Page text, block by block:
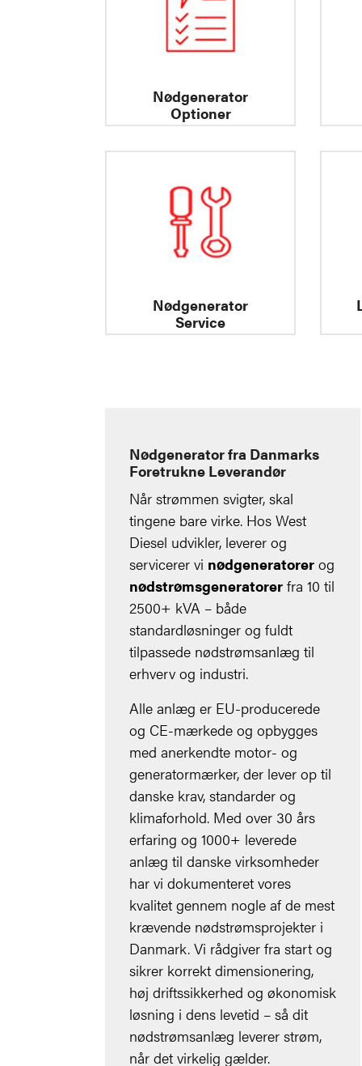
Nødgenerator
Optioner
Nødgenerator
Service
Nødgenerator fra Danmarks
Foretrukne Leverandør
Når strømmen svigter, skal
tingene bare virke. Hos West
Diesel udvikler, leverer og
servicerer vi nødgeneratorer og
nødstrømsgeneratorer fra 10 til
2500+ kVA – både
standardløsninger og fuldt
tilpassede nødstrømsanlæg til
erhverv og industri.
Alle anlæg er EU-producerede
og CE-mærkede og opbygges
med anerkendte motor- og
generatormærker, der lever op til
danske krav, standarder og
klimaforhold. Med over 30 års
erfaring og 1000+ leverede
anlæg til danske virksomheder
har vi dokumenteret vores
kvalitet gennem nogle af de mest
krævende nødstrømsprojekter i
Danmark. Vi rådgiver fra start og
sikrer korrekt dimensionering,
høj driftssikkerhed og økonomisk
løsning i dens levetid – så dit
nødstrømsanlæg leverer strøm,
når det virkelig gælder.